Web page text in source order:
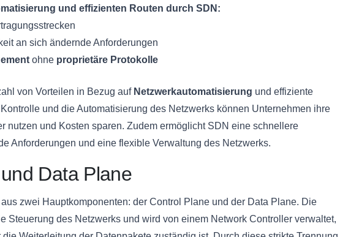
und effizienten Routen durch SDN:
an sich ändernde Anforderungen
ohne proprietäre Protokolle
von Vorteilen in Bezug auf Netzwerkautomatisierung und effiziente
und die Automatisierung des Netzwerks können Unternehmen ihre
nutzen und Kosten sparen. Zudem ermöglicht SDN eine schnellere
Anforderungen und eine flexible Verwaltung des Netzwerks.
Data Plane
zwei Hauptkomponenten: der Control Plane und der Data Plane. Die
Steuerung des Netzwerks und wird von einem Network Controller verwaltet,